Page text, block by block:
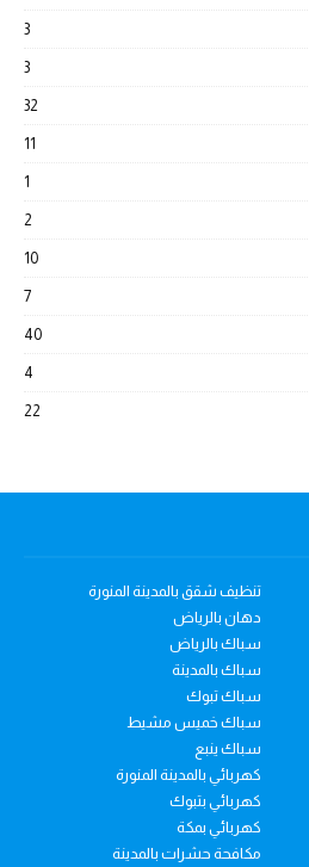
3
3
32
11
1
2
10
7
40
4
22
تنظيف شقق بالمدينة المنورة
دهان بالرياض
سباك بالرياض
سباك بالمدينة
سباك تبوك
سباك خميس مشيط
سباك ينبع
كهربائي بالمدينة المنورة
كهربائي بتبوك
كهربائي بمكة
مكافحة حشرات بالمدينة